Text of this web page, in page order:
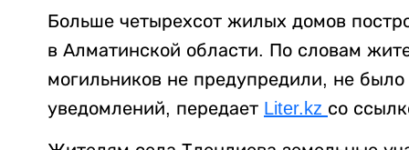
Больше четырехсот жилых домов
в Алматинской области. По словам
могильников не предупредили, не
уведомлений, передает Liter.kz со